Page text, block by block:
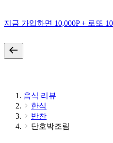
지금 가입하면 10,000P + 로또
음식 리뷰
한식
반찬
단호박조림